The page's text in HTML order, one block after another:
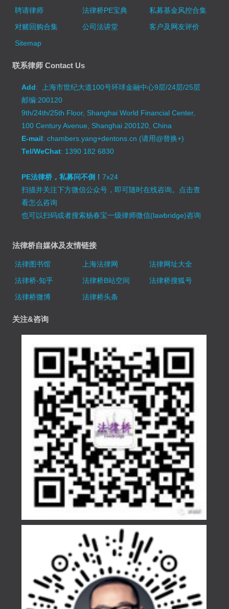
聘请律师
法律桥PE宝典
私募基金风控合集
对赌回购合集
公司法讲堂
客户及网友评价
Sitemap
联系律师 Contact Us
Add: 上海市世纪大道100号环球金融中心9层/24层/25层
邮编:200120
9th/24th/25th Floor, Shanghai World Financial Center,
100 Century Avenue, Shanghai 200120, China
E-mail: chambers.yang+dentons.cn (请用@替换+)
Tel/WeChat: 1390 182 6830
PE法律桥，私募问不倒！7x24
扫描并关注下方微信公众号，即可随时在线咨询。 点击查
看怎么咨询
也可以扫码或者搜索杨春宝一级律师微信(lawbridge)咨询
法律桥自媒体及友情链接
法律图书馆 上海法律网
法律网址大全
法律桥-知乎
法律桥B站空间
法律桥搜狐号
法律桥微博
法律桥头条
关注&咨询